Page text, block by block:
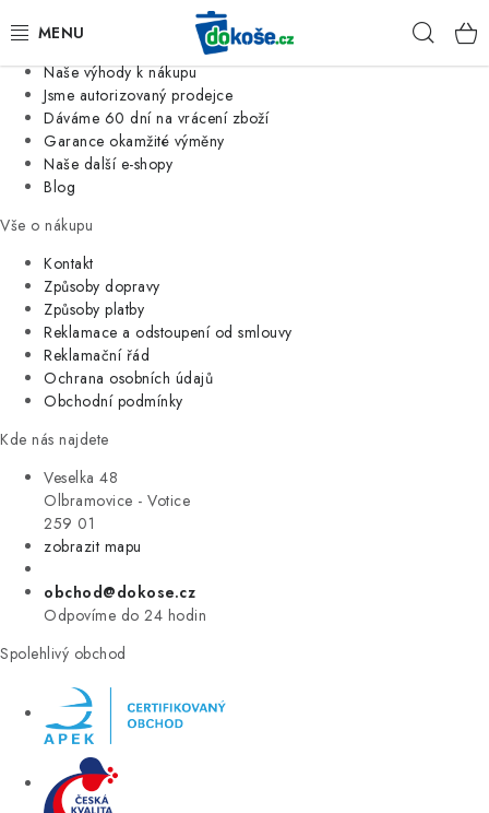
Jsme tradiční česká firma
Naše výhody k nákupu
Jsme autorizovaný prodejce
Dáváme 60 dní na vrácení zboží
Garance okamžité výměny
Naše další e-shopy
Blog
Vše o nákupu
Kontakt
Způsoby dopravy
Způsoby platby
Reklamace a odstoupení od smlouvy
Reklamační řád
Ochrana osobních údajů
Obchodní podmínky
Kde nás najdete
Veselka 48
Olbramovice - Votice
259 01
zobrazit mapu
obchod@dokose.cz
Odpovíme do 24 hodin
Spolehlivý obchod
KOŠE
SÁČKY
KUCHYNĚ
ORGANIZACE
DOMÁCNOST
ÚKLID
VÝPRODEJ
ZNAČKY
Úvod Kontakt Blog
Moje objednávka